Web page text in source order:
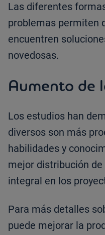
Las diferentes
problemas permiten
encuentren
novedosas.
Aumento de
Los estudios han
diversos son más
habilidades y
mejor distribución
integral en los
Para más detalles
puede mejorar la